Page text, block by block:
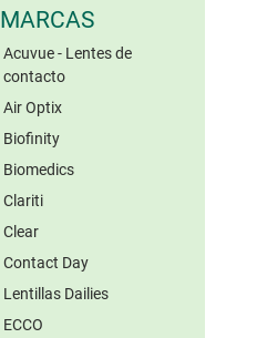
MARCAS
Acuvue - Lentes de
contacto
Air Optix
Biofinity
Biomedics
Clariti
Clear
Contact Day
Lentillas Dailies
ECCO